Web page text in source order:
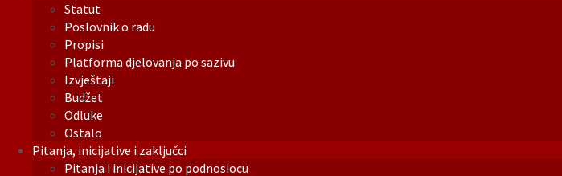
Statut
Poslovnik o radu
Propisi
Platforma djelovanja po sazivu
Izvještaji
Budžet
Odluke
Ostalo
Pitanja, inicijative i zaključci
Pitanja i inicijative po podnosiocu